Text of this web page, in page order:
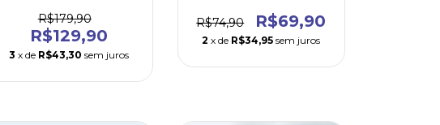
doses
R$179,90
R$129,90
3 x de R$43,30 sem juros
R$74,90
R$69,90
2 x de R$34,95 sem juros